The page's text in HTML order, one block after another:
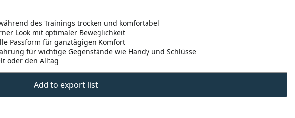
des Trainings trocken und komfortabel
Look mit optimaler Beweglichkeit
Passform für ganztägigen Komfort
für wichtige Gegenstände wie Handy und Schlüssel
oder den Alltag
Add to export list